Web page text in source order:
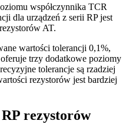
współczynnika TCR
dla urządzeń z serii RP jest
AT.
wartości tolerancji 0,1%,
trzy dodatkowe poziomy
tolerancje są rzadziej
rezystorów jest bardziej
rezystorów